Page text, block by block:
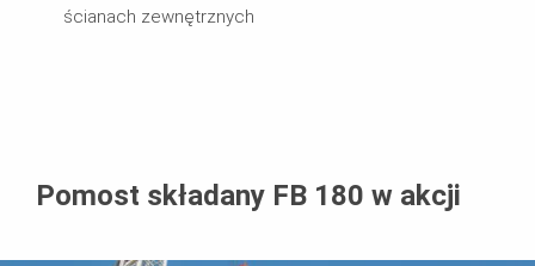
ścianach zewnętrznych
Pomost składany FB 180 w akcji